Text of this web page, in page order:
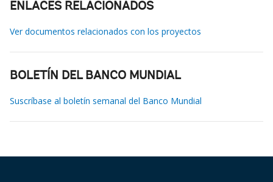
ENLACES RELACIONADOS
Ver documentos relacionados con los proyectos
BOLETÍN DEL BANCO MUNDIAL
Suscríbase al boletín semanal del Banco Mundial